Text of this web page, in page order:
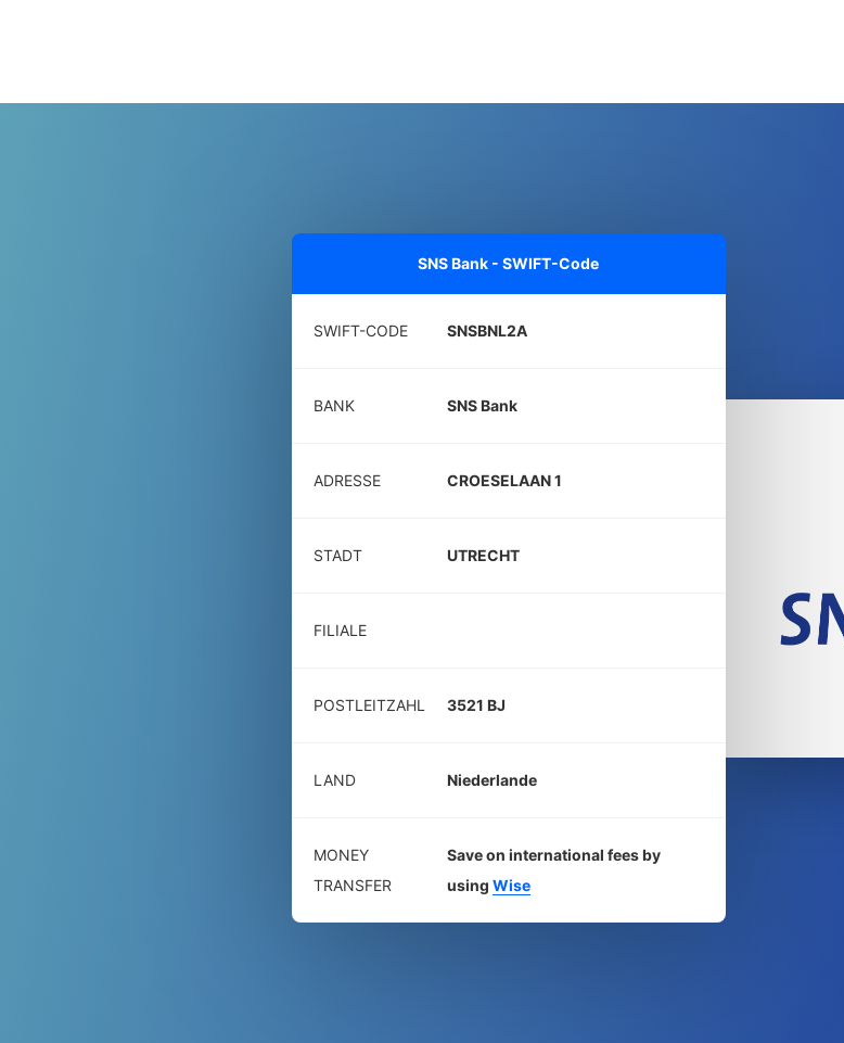
SNS Bank - SWIFT-Code
SWIFT-CODE SNSBNL2A
BANK SNS Bank
ADRESSE CROESELAAN 1
STADT UTRECHT
FILIALE
POSTLEITZAHL 3521 BJ
LAND Niederlande
MONEY
TRANSFER
Save on international fees by
using Wise